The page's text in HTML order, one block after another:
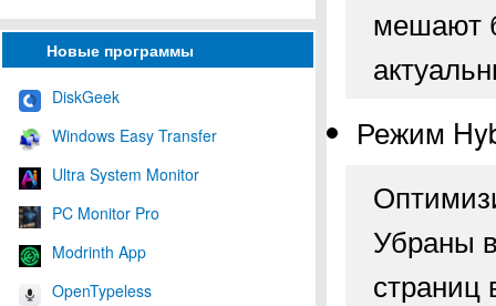
Новые программы
DiskGeek
Windows Easy Transfer
Ultra System Monitor
PC Monitor Pro
Modrinth App
OpenTypeless
мешают
Режим
Убраны
страниц